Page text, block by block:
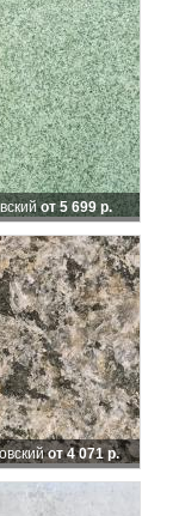
от 5 699 р.
от 4 071 р.